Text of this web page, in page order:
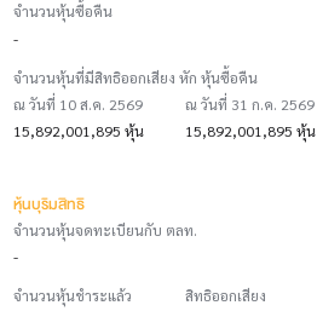
จำนวนหุ้นซื้อคืน
-
จำนวนหุ้นที่มีสิทธิออกเสียง หัก หุ้นซื้อคืน
ณ วันที่ 10 ส.ค. 2569
15,892,001,895 หุ้น
ณ วันที่ 31 ก.ค. 2569
15,892,001,895 หุ้น
หุ้นบุริมสิทธิ
จำนวนหุ้นจดทะเบียนกับ ตลท.
-
จำนวนหุ้นชำระแล้ว
สิทธิออกเสียง